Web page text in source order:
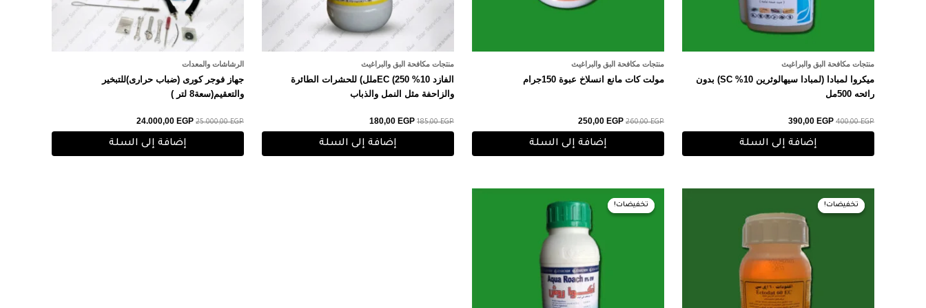
منتجات مكافحة البق والبراغيث
ميكروا لمبادا (لمبادا سيهالوثرين 10% SC) بدون
رائحه 500مل
400,00EGP
390,00 EGP
إضافة إلى السلة
منتجات مكافحة البق والبراغيث
مولت كات مانع انسلاخ عبوة 150جرام
260,00EGP
250,00 EGP
إضافة إلى السلة
منتجات مكافحة البق والبراغيث
الفازد 10% EC (250ملل) للحشرات الطائرة
والزاحفة مثل النمل والذباب
185,00EGP
180,00 EGP
إضافة إلى السلة
الرشاشات والمعدات
جهاز فوجر كورى (ضباب حرارى)للتبخير
والتعقيم(سعة8 لتر )
25.000,00EGP
24.000,00 EGP
إضافة إلى السلة
تخفيضات!
تخفيضات!
السعر
الأصلي
هو:
السعر
هو:
240,00 EGP.
تخفيضات!
تخفيضات!
السعر
الأصلي
هو:
السعر
الحالي
275,00 EGP.